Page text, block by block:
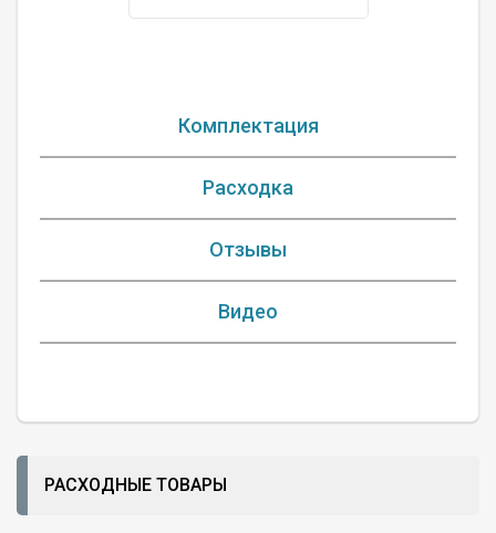
Комплектация
Расходка
Отзывы
Видео
РАСХОДНЫЕ ТОВАРЫ